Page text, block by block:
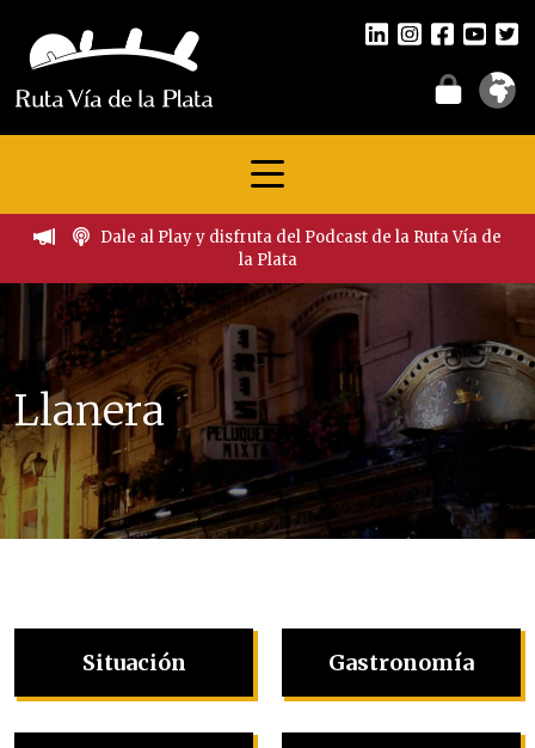
Dale al Play y disfruta del Podcast de la Ruta Vía de
la Plata
Llanera
Situación Gastronomía